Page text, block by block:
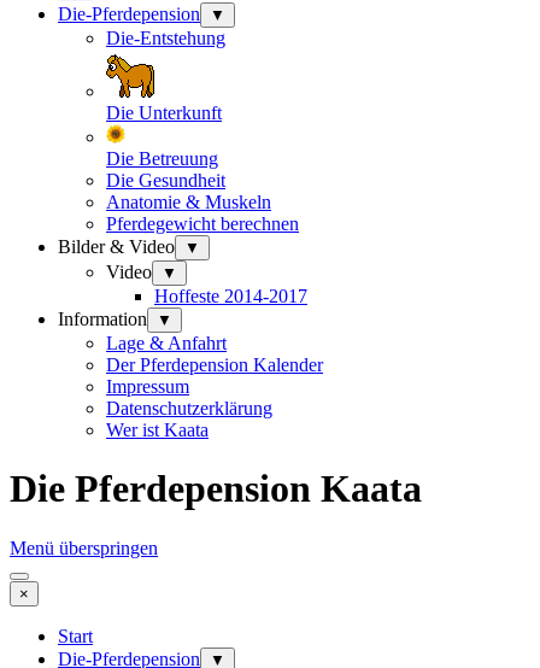
Die-Pferdepension
▼
Die-Entstehung
Die Unterkunft
Die Betreuung
Die Gesundheit
Anatomie & Muskeln
Pferdegewicht berechnen
Bilder & Video
▼
Video ▼
Hoffeste 2014-2017
Information
▼
Lage & Anfahrt
Der Pferdepension Kalender
Impressum
Datenschutzerklärung
Wer ist Kaata
Die Pferdepension Kaata
Menü überspringen
×
Start
Die-Pferdepension
▼